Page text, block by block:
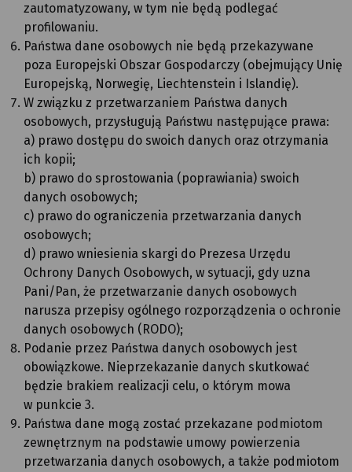
zautomatyzowany, w tym nie będą podlegać
profilowaniu.
Państwa dane osobowych nie będą przekazywane
poza Europejski Obszar Gospodarczy (obejmujący Unię
Europejską, Norwegię, Liechtenstein i Islandię).
W związku z przetwarzaniem Państwa danych
osobowych, przysługują Państwu następujące prawa:
a) prawo dostępu do swoich danych oraz otrzymania
ich kopii;
b) prawo do sprostowania (poprawiania) swoich
danych osobowych;
c) prawo do ograniczenia przetwarzania danych
osobowych;
d) prawo wniesienia skargi do Prezesa Urzędu
Ochrony Danych Osobowych, w sytuacji, gdy uzna
Pani/Pan, że przetwarzanie danych osobowych
narusza przepisy ogólnego rozporządzenia o ochronie
danych osobowych (RODO);
Podanie przez Państwa danych osobowych jest
obowiązkowe. Nieprzekazanie danych skutkować
będzie brakiem realizacji celu, o którym mowa
w punkcie 3.
Państwa dane mogą zostać przekazane podmiotom
zewnętrznym na podstawie umowy powierzenia
przetwarzania danych osobowych, a także podmiotom